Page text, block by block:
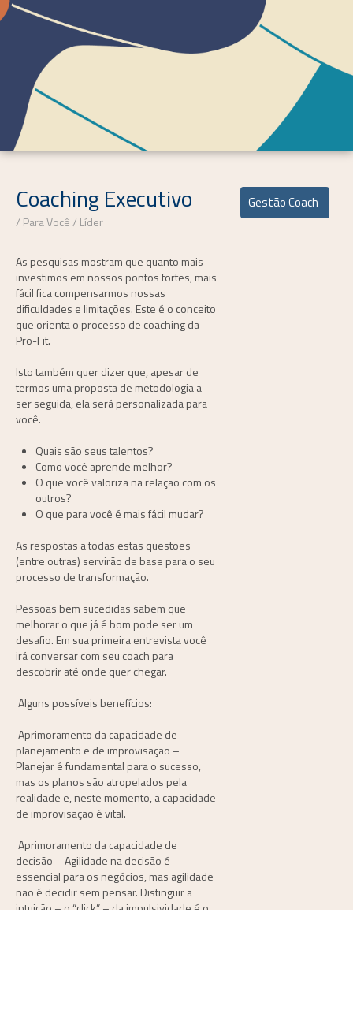
Coaching Executivo
Para Você Líder
As pesquisas mostram que quanto mais
investimos em nossos pontos fortes, mais
fácil fica compensarmos nossas
dificuldades e limitações. Este é o conceito
que orienta o processo de coaching da
Pro-Fit.
Isto também quer dizer que, apesar de
termos uma proposta de metodologia a
ser seguida, ela será personalizada para
você.
Quais são seus talentos?
Como você aprende melhor?
O que você valoriza na relação com os
outros?
O que para você é mais fácil mudar?
As respostas a todas estas questões
(entre outras) servirão de base para o seu
processo de transformação.
Pessoas bem sucedidas sabem que
melhorar o que já é bom pode ser um
desafio. Em sua primeira entrevista você
irá conversar com seu coach para
descobrir até onde quer chegar.
Alguns possíveis benefícios:
Aprimoramento da capacidade de
planejamento e de improvisação –
Planejar é fundamental para o sucesso,
mas os planos são atropelados pela
realidade e, neste momento, a capacidade
de improvisação é vital.
Aprimoramento da capacidade de
decisão – Agilidade na decisão é
essencial para os negócios, mas agilidade
não é decidir sem pensar. Distinguir a
intuição – o “click” – da impulsividade é o
Gestão Coach